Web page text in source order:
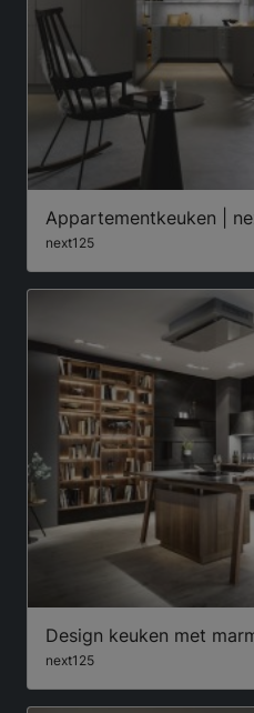
Appartementkeuken |
next125
Design keuken met
next125